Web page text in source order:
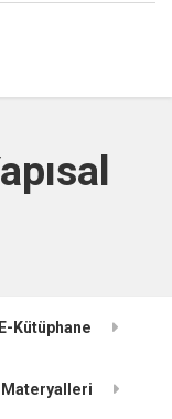
E-Kütüphane